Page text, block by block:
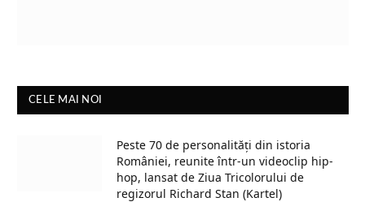
CELE MAI NOI
Peste 70 de personalități din istoria
României, reunite într-un videoclip hip-
hop, lansat de Ziua Tricolorului de
regizorul Richard Stan (Kartel)